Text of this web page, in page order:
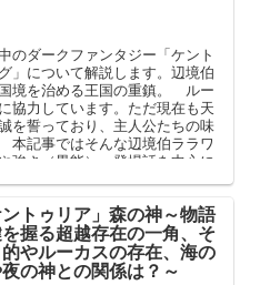
のダークファンタジー「ケント
」について解説します。辺境伯
境を治める王国の重鎮。 ルー
協力しています。ただ現在も天
を誓っており、主人公たちの味
記事ではそんな辺境伯ララワ
強さ（異能）、登場話を中心に
ントゥリア」森の神～物語
握る超越存在の一角、そ
やルーカスの存在、海の
の神との関係は？～